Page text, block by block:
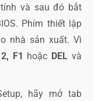
và sau đó bắt
Phím thiết lập
nhà sản xuất. Vì
F1 hoặc DELvà
hãy mở tab